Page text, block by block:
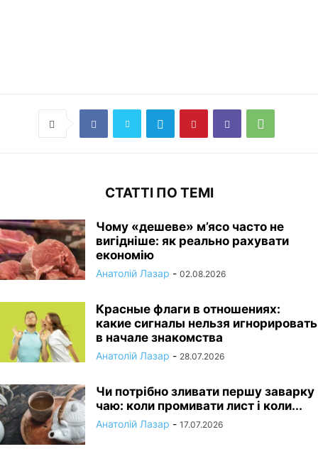
СТАТТІ ПО ТЕМІ
Чому «дешеве» м’ясо часто не
вигідніше: як реально рахувати
економію
Анатолій Лазар - 02.08.2026
Красные флаги в отношениях:
какие сигналы нельзя игнорировать
в начале знакомства
Анатолій Лазар - 28.07.2026
Чи потрібно зливати першу заварку
чаю: коли промивати лист і коли...
Анатолій Лазар - 17.07.2026